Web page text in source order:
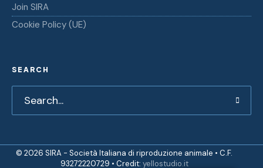
Join SIRA
Cookie Policy (UE)
SEARCH
© 2026 SIRA - Società Italiana di riproduzione animale • C.F.
93272220729 • Credit: yellostudio.it